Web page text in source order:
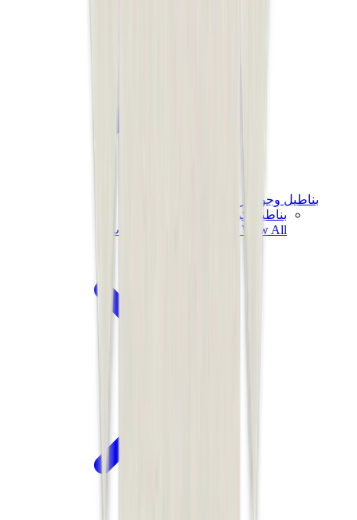
بناطيل وجوغرز وشورتات
بناطيل كروم هارتس
View All
بناطيل وجوغرز وشورتات